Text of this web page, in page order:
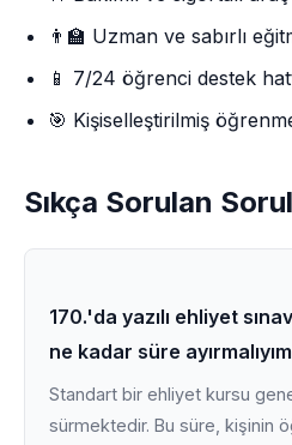
👨‍🏫 Uzman ve sabırlı
📱 7/24 öğrenci destek
🎯 Kişiselleştirilmiş
Sıkça Sorulan
170.'da yazılı ehliyet
ne kadar süre
Standart bir ehliyet kursu
sürmektedir. Bu süre, kişinin